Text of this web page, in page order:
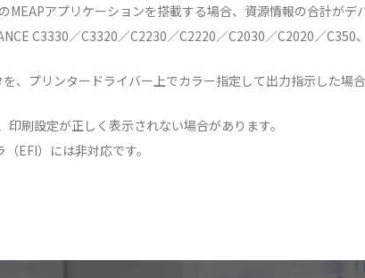
MEAPアプリケーションを搭載する場合、資源情報の合計が
C3330／C3320／C2230／C2220／C2030／C2020／
、プリンタードライバー上でカラー指定して出力指示した
印刷設定が正しく表示されない場合があります。
EFI）には非対応です。